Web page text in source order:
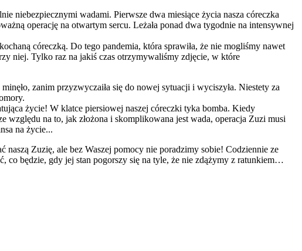
niebezpiecznymi wadami. Pierwsze dwa miesiące życia nasza córeczka
operację na otwartym sercu. Leżała ponad dwa tygodnie na intensywnej
córeczką. Do tego pandemia, która sprawiła, że nie mogliśmy nawet
niej. Tylko raz na jakiś czas otrzymywaliśmy zdjęcie, w które
zanim przyzwyczaiła się do nowej sytuacji i wyciszyła. Niestety za
życie! W klatce piersiowej naszej córeczki tyka bomba. Kiedy
względu na to, jak złożona i skomplikowana jest wada, operacja Zuzi musi
na życie...
Zuzię, ale bez Waszej pomocy nie poradzimy sobie! Codziennie ze
co będzie, gdy jej stan pogorszy się na tyle, że nie zdążymy z ratunkiem…